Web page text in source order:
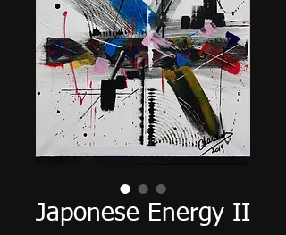
Japonese Energy II